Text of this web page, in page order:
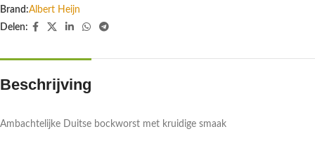
Brand:Albert Heijn
Delen:
Beschrijving
Ambachtelijke Duitse bockworst met kruidige smaak